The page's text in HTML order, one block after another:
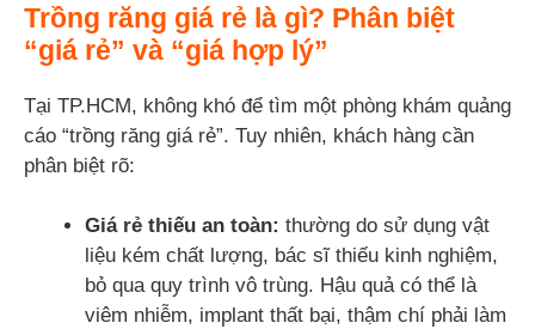
Trồng răng giá rẻ là gì? Phân biệt
“giá rẻ” và “giá hợp lý”
Tại TP.HCM, không khó để tìm một phòng khám quảng
cáo “trồng răng giá rẻ”. Tuy nhiên, khách hàng cần
phân biệt rõ:
Giá rẻ thiếu an toàn: thường do sử dụng vật
liệu kém chất lượng, bác sĩ thiếu kinh nghiệm,
bỏ qua quy trình vô trùng. Hậu quả có thể là
viêm nhiễm, implant thất bại, thậm chí phải làm